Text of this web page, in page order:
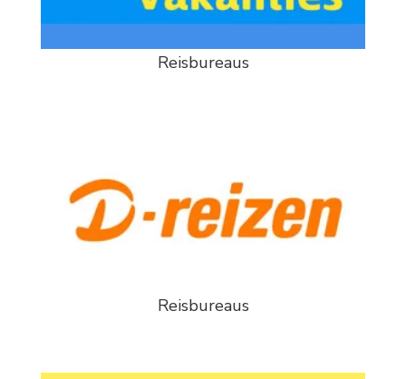
Reisbureaus
Reisbureaus